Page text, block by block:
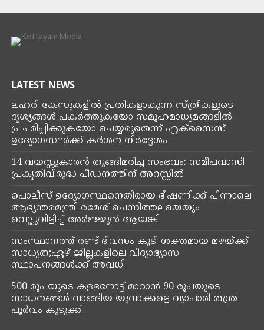
LATEST NEWS
ലഹരി കേസുകളിൽ പ്രതികളാകുന്ന സ്ത്രീകളുടെ
ദൃശ്യങ്ങൾ പകർത്തുകയോ സമൂഹമാധ്യമങ്ങളിൽ
പ്രചരിപ്പിക്കുകയോ ചെയ്യരുതെന്ന് എക്‌സൈസ്
ഉദ്യോഗസ്ഥർക്ക് കർശന നിർദ്ദേശം
14 വയസ്സുകാരൻ തൂങ്ങിമരിച്ച സംഭവം: സമീപവാസി
പ്രകൃതിവിരുദ്ധ പീഡനത്തിന് അറസ്റ്റിൽ
പൊലീസ് ഉദ്യോഗസ്ഥനെതിരായ ഭീഷണിക്ക് പിന്നാലെ
ആഭ്യന്തരമന്ത്രി രമേശ് ചെന്നിത്തലയെയും
വെല്ലുവിളിച്ച് അര്‍ജ്ജുന്‍ ആയങ്കി
സംസ്ഥാനത്ത് രണ്ട് ദിവസം കൂടി ശക്തമായ മഴയ്ക്ക്
സാധ്യത;ഏഴ് ജില്ലകളിലെ വിദ്യാഭ്യാസ
സ്ഥാപനങ്ങൾക്ക് അവധി
500 രൂപയുടെ കള്ളനോട്ട് മാറാൻ 90 രൂപയുടെ
സാധനങ്ങൾ വാങ്ങിയ യുവാക്കളെ വ്യാപാരി തന്ത്ര
പൂർവം കുടുക്കി